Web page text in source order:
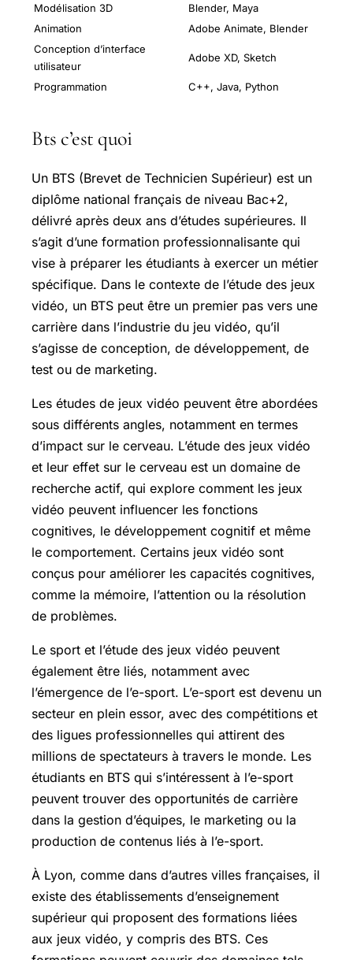
Modélisation 3D
Blender, Maya
Animation
Adobe Animate, Blender
Conception d’interface
utilisateur
Adobe XD, Sketch
Programmation C++, Java, Python
Bts c’est quoi
Un BTS (Brevet de Technicien Supérieur) est un
diplôme national français de niveau Bac+2,
délivré après deux ans d’études supérieures. Il
s’agit d’une formation professionnalisante qui
vise à préparer les étudiants à exercer un métier
spécifique. Dans le contexte de l’étude des jeux
vidéo, un BTS peut être un premier pas vers une
carrière dans l’industrie du jeu vidéo, qu’il
s’agisse de conception, de développement, de
test ou de marketing.
Les études de jeux vidéo peuvent être abordées
sous différents angles, notamment en termes
d’impact sur le cerveau. L’étude des jeux vidéo
et leur effet sur le cerveau est un domaine de
recherche actif, qui explore comment les jeux
vidéo peuvent influencer les fonctions
cognitives, le développement cognitif et même
le comportement. Certains jeux vidéo sont
conçus pour améliorer les capacités cognitives,
comme la mémoire, l’attention ou la résolution
de problèmes.
Le sport et l’étude des jeux vidéo peuvent
également être liés, notamment avec
l’émergence de l’e-sport. L’e-sport est devenu un
secteur en plein essor, avec des compétitions et
des ligues professionnelles qui attirent des
millions de spectateurs à travers le monde. Les
étudiants en BTS qui s’intéressent à l’e-sport
peuvent trouver des opportunités de carrière
dans la gestion d’équipes, le marketing ou la
production de contenus liés à l’e-sport.
À Lyon, comme dans d’autres villes françaises, il
existe des établissements d’enseignement
supérieur qui proposent des formations liées
aux jeux vidéo, y compris des BTS. Ces